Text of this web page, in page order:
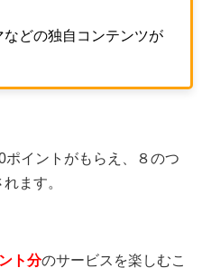
などの独自コンテンツが
ポイントがもらえ、８のつ
ます。
ト分のサービスを楽しむこ